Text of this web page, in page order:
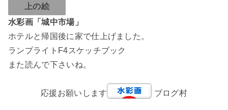
上の絵
水彩画「城中市場」
ホテルと帰国後に家で仕上げました。
ランプライトF4スケッチブック
また読んで下さいね。
応援お願いします ブログ村